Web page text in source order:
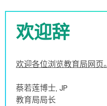
欢迎辞
欢迎各位浏览教育局网页。
蔡若莲博士, JP
教育局局长